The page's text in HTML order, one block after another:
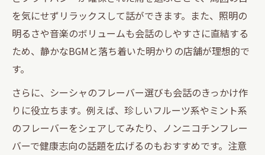
を気にせずリラックスして話ができます。また、照明の
明るさや音楽のボリュームも会話のしやすさに直結する
ため、静かなBGMと落ち着いた明かりの店舗が理想的で
す。
さらに、シーシャのフレーバー選びも会話のきっかけ作
りに役立ちます。例えば、珍しいフルーツ系やミント系
のフレーバーをシェアしてみたり、ノンニコチンフレー
バーで健康志向の話題を広げるのもおすすめです。注意